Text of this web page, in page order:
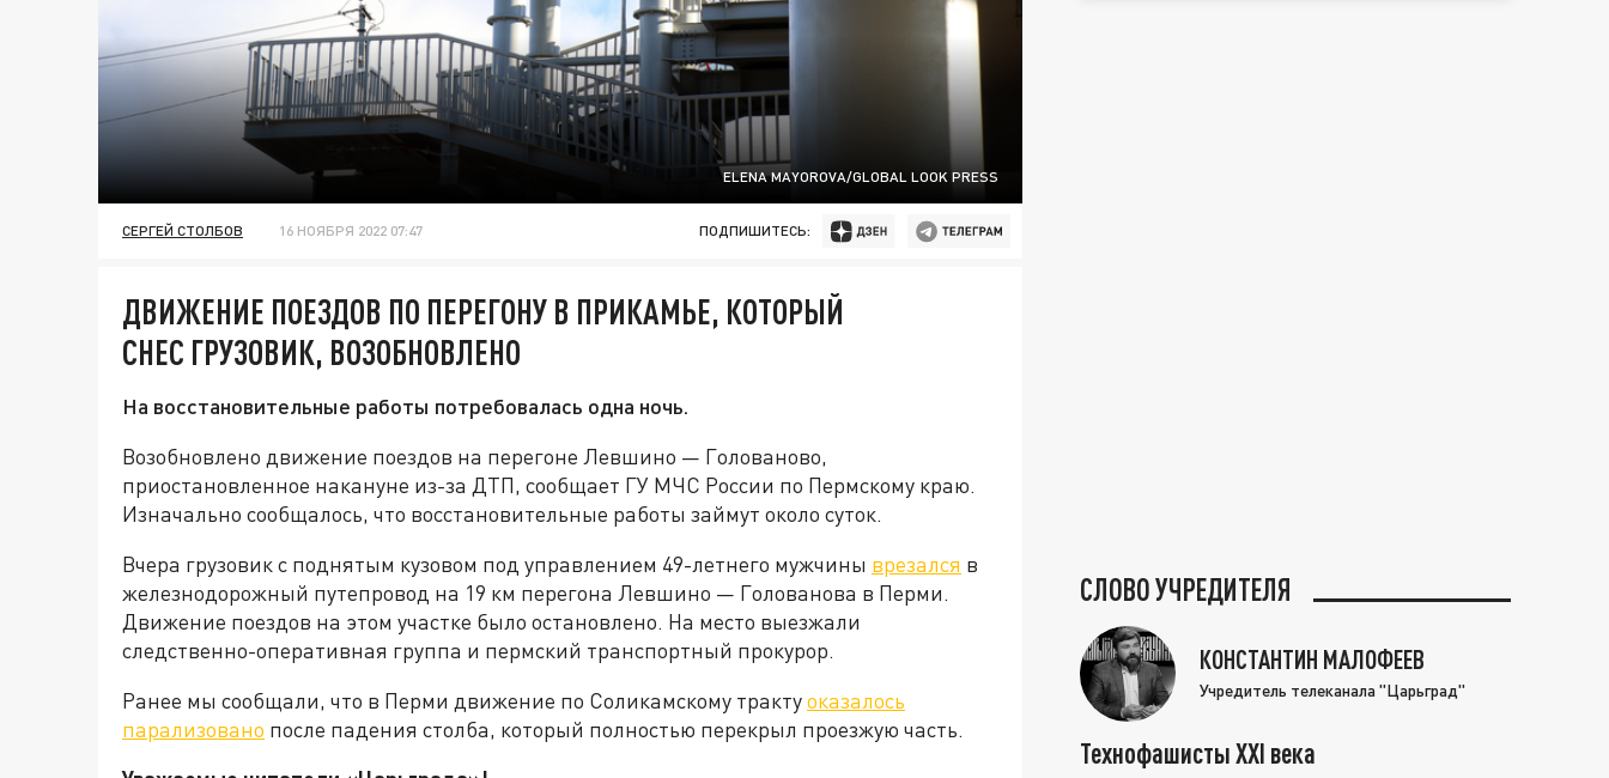
ELENA MAYOROVA/GLOBAL LOOK PRESS
СЕРГЕЙ СТОЛБОВ 16 НОЯБРЯ 2022 07:47 ПОДПИШИТЕСЬ:
ДВИЖЕНИЕ ПОЕЗДОВ ПО ПЕРЕГОНУ В ПРИКАМЬЕ, КОТОРЫЙ
СНЕС ГРУЗОВИК, ВОЗОБНОВЛЕНО
На восстановительные работы потребовалась одна ночь.
Возобновлено движение поездов на перегоне Левшино — Голованово,
приостановленное накануне из-за ДТП, сообщает ГУ МЧС России по Пермскому краю.
Изначально сообщалось, что восстановительные работы займут около суток.
Вчера грузовик с поднятым кузовом под управлением 49-летнего мужчины врезался в
железнодорожный путепровод на 19 км перегона Левшино — Голованова в Перми.
Движение поездов на этом участке было остановлено. На место выезжали
следственно-оперативная группа и пермский транспортный прокурор.
Ранее мы сообщали, что в Перми движение по Соликамскому трактуоказалось
парализовано после падения столба, который полностью перекрыл проезжую часть.
СЛОВО УЧРЕДИТЕЛЯ
КОНСТАНТИН МАЛОФЕЕВ
Учредитель телеканала "Царьград"
Технофашисты XXI века